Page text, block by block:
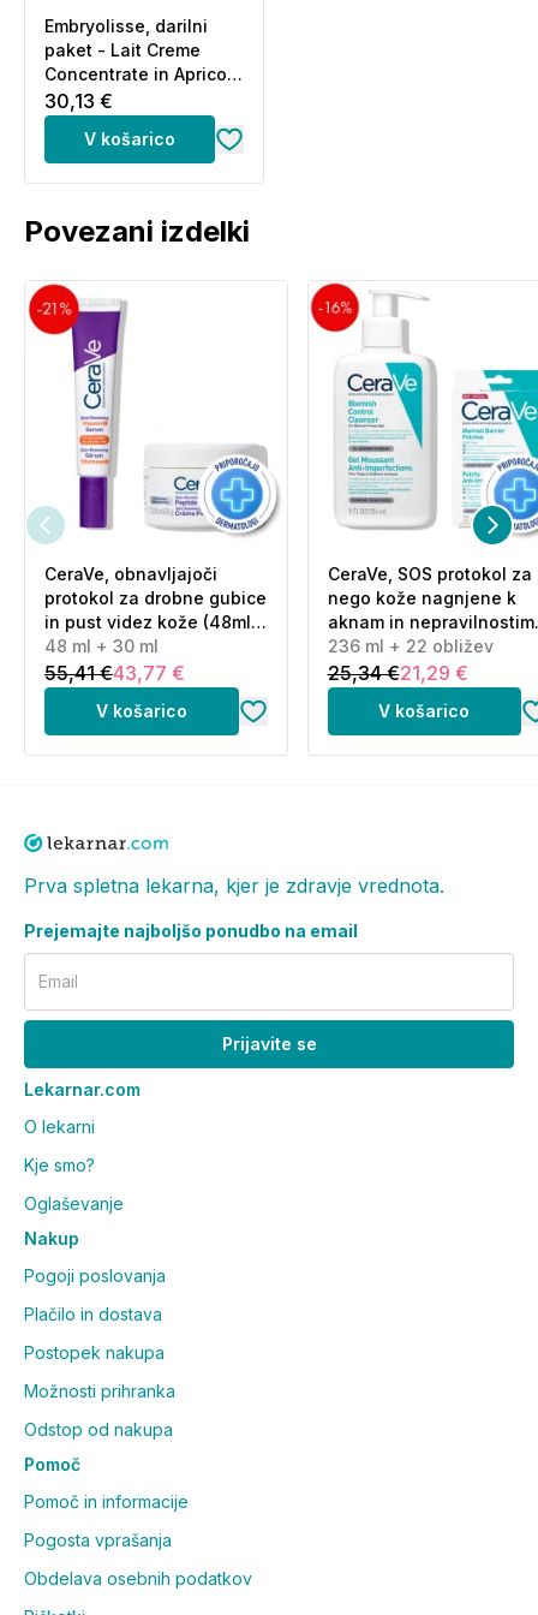
Embryolisse, darilni
paket - Lait Creme
Concentrate in Apricot
Creme (75 ml + 30 ml)
30,13 €
V košarico
Povezani izdelki
CeraVe, obnavljajoči
protokol za drobne gubice
in pust videz kože (48ml
+ 30 ml)
48 ml + 30 ml
55,41 €43,77 €
V košarico
CeraVe, SOS protokol za
nego kože nagnjene k
aknam in nepravilnostim
(236 ml + 22 obližev)
236 ml + 22 obližev
25,34 €21,29 €
V košarico
Prva spletna lekarna, kjer je zdravje vrednota.
Prejemajte najboljšo ponudbo na email
Email
Prijavite se
Lekarnar.com
O lekarni
Kje smo?
Oglaševanje
Nakup
Pogoji poslovanja
Plačilo in dostava
Postopek nakupa
Možnosti prihranka
Odstop od nakupa
Pomoč
Pomoč in informacije
Pogosta vprašanja
Obdelava osebnih podatkov